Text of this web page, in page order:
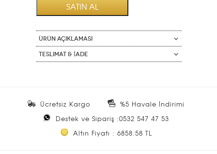
ÜRÜN AÇIKLAMASI
Teslimat & İade
Ücretsiz Kargo
%5 Havale İndirimi
Destek ve Sipariş :0532 547 47 53
Altın Fiyatı : 6858.58 TL